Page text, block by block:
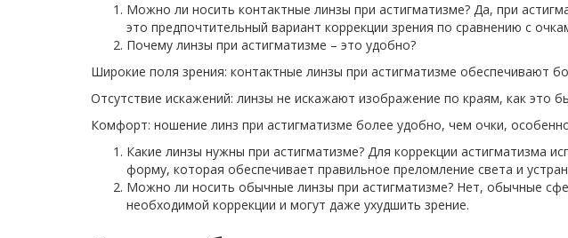
Можно ли носить контактные линзы при астигматизме? Да, при
это предпочтительный вариант коррекции зрения по сравнению с
Почему линзы при астигматизме – это удобно?
Широкие поля зрения: контактные линзы при астигматизме обеспечивают
Отсутствие искажений: линзы не искажают изображение по краям, как это
Комфорт: ношение линз при астигматизме более удобно, чем очки,
Какие линзы нужны при астигматизме? Для коррекции астигматизма
форму, которая обеспечивает правильное преломление света и
Можно ли носить обычные линзы при астигматизме? Нет, обычные
необходимой коррекции и могут даже ухудшить зрение.